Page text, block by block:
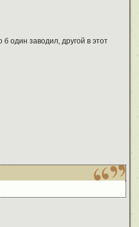
один заводил, другой в этот